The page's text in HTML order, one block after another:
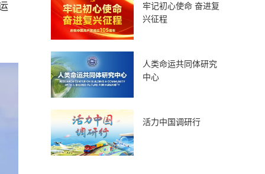
牢记初心使命 奋进复
兴征程
人类命运共同体研究
中心
活力中国调研行